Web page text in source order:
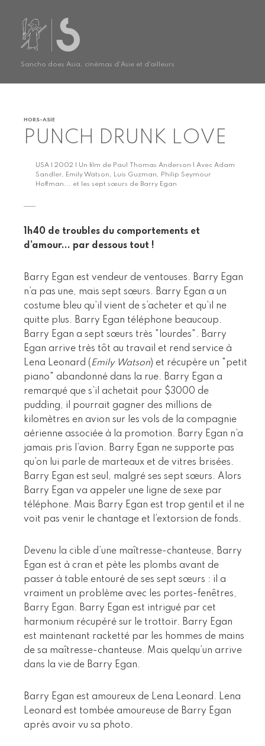
Sancho does Asia, cinémas d'Asie et d'ailleurs
HORS-ASIE
PUNCH DRUNK LOVE
USA | 2002 | Un film de Paul Thomas Anderson | Avec Adam
Sandler, Emily Watson, Luis Guzman, Philip Seymour
Hoffman... et les sept sœurs de Barry Egan
1h40 de troubles du comportements et
d’amour... par dessous tout !
Barry Egan est vendeur de ventouses. Barry Egan
n’a pas une, mais sept sœurs. Barry Egan a un
costume bleu qu’il vient de s’acheter et qu’il ne
quitte plus. Barry Egan téléphone beaucoup.
Barry Egan a sept sœurs très "lourdes". Barry
Egan arrive très tôt au travail et rend service à
Lena Leonard ( Emily Watson) et récupère un "petit
piano" abandonné dans la rue. Barry Egan a
remarqué que s’il achetait pour $3000 de
pudding, il pourrait gagner des millions de
kilomètres en avion sur les vols de la compagnie
aérienne associée à la promotion. Barry Egan n’a
jamais pris l’avion. Barry Egan ne supporte pas
qu’on lui parle de marteaux et de vitres brisées.
Barry Egan est seul, malgré ses sept sœurs. Alors
Barry Egan va appeler une ligne de sexe par
téléphone. Mais Barry Egan est trop gentil et il ne
voit pas venir le chantage et l’extorsion de fonds.
Devenu la cible d’une maîtresse-chanteuse, Barry
Egan est à cran et pète les plombs avant de
passer à table entouré de ses sept sœurs : il a
vraiment un problème avec les portes-fenêtres,
Barry Egan. Barry Egan est intrigué par cet
harmonium récupéré sur le trottoir. Barry Egan
est maintenant racketté par les hommes de mains
de sa maîtresse-chanteuse. Mais quelqu’un arrive
dans la vie de Barry Egan.
Barry Egan est amoureux de Lena Leonard. Lena
Leonard est tombée amoureuse de Barry Egan
après avoir vu sa photo.